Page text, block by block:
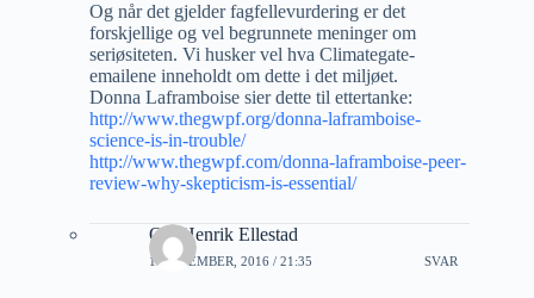
Og når det gjelder fagfellevurdering er det
forskjellige og vel begrunnete meninger om
seriøsiteten. Vi husker vel hva Climategate-
emailene inneholdt om dette i det miljøet.
Donna Laframboise sier dette til ettertanke:
http://www.thegwpf.org/donna-laframboise-
science-is-in-trouble/
http://www.thegwpf.com/donna-laframboise-peer-
review-why-skepticism-is-essential/
Ole Henrik Ellestad
1 NOVEMBER, 2016 / 21:35 SVAR